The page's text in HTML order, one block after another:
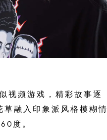
视频游戏，精彩故事逐
融入印象派风格模糊情
度。